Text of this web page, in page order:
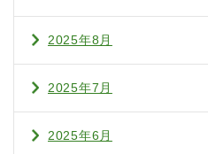
2025年8月
2025年7月
2025年6月